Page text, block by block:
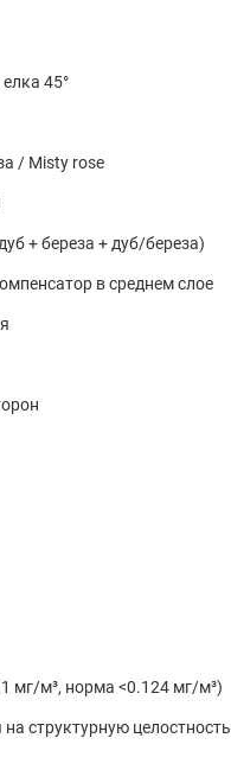
45°
/ Misty rose
+ береза + дуб/береза)
в среднем слое
мг/м³, норма <0.124 мг/м³)
структурную целостность